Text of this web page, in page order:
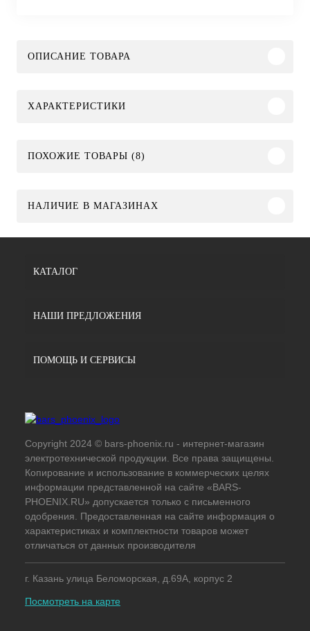
ОПИСАНИЕ ТОВАРА
ХАРАКТЕРИСТИКИ
ПОХОЖИЕ ТОВАРЫ (8)
НАЛИЧИЕ В МАГАЗИНАХ
КАТАЛОГ
НАШИ ПРЕДЛОЖЕНИЯ
ПОМОЩЬ И СЕРВИСЫ
Copyright 2024 © bars-phoenix.ru - интернет-магазин
электротехнической продукции. Все права защищены.
Копирование и использование в коммерческих целях
информации представленной на сайте «BARS-
PHOENIX.RU» допускается только с письменного
одобрения. Предоставленная на сайте информация о
характеристиках и комплектности товаров может
отличаться от данных производителя
г. Казань улица Беломорская, д.69А, корпус 2
Посмотреть на карте